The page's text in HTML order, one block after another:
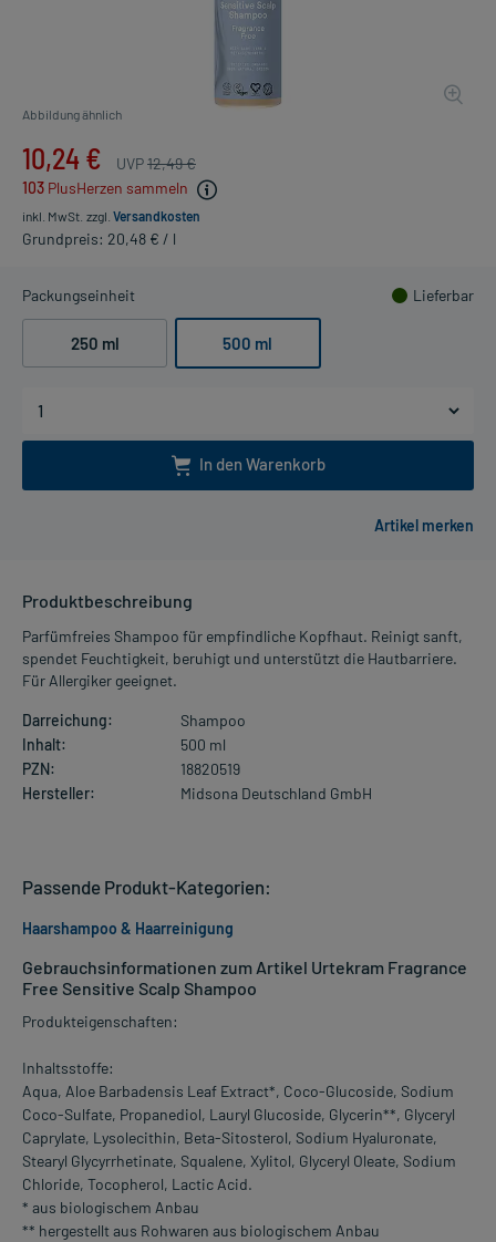
Abbildung ähnlich
10,24 € UVP12,49 €
103 PlusHerzen sammeln
inkl. MwSt. zzgl. Versandkosten
Grundpreis: 20,48 € / l
Packungseinheit Lieferbar
250 ml 500 ml
In den Warenkorb
Produktbeschreibung
Parfümfreies Shampoo für empfindliche Kopfhaut. Reinigt sanft,
spendet Feuchtigkeit, beruhigt und unterstützt die Hautbarriere.
Für Allergiker geeignet.
Darreichung:
Shampoo
Inhalt:
500 ml
PZN:
18820519
Hersteller:
Midsona Deutschland GmbH
Gebrauchsinformationen zum Artikel Urtekram Fragrance
Free Sensitive Scalp Shampoo
Produkteigenschaften:
Inhaltsstoffe:
Aqua, Aloe Barbadensis Leaf Extract*, Coco-Glucoside, Sodium
Coco-Sulfate, Propanediol, Lauryl Glucoside, Glycerin**, Glyceryl
Caprylate, Lysolecithin, Beta-Sitosterol, Sodium Hyaluronate,
Stearyl Glycyrrhetinate, Squalene, Xylitol, Glyceryl Oleate, Sodium
Chloride, Tocopherol, Lactic Acid.
* aus biologischem Anbau
** hergestellt aus Rohwaren aus biologischem Anbau
Passende Produkt-Kategorien:
Haarshampoo & Haarreinigung